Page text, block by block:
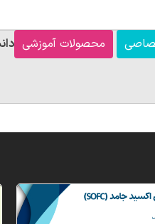
محصولات آموزشی